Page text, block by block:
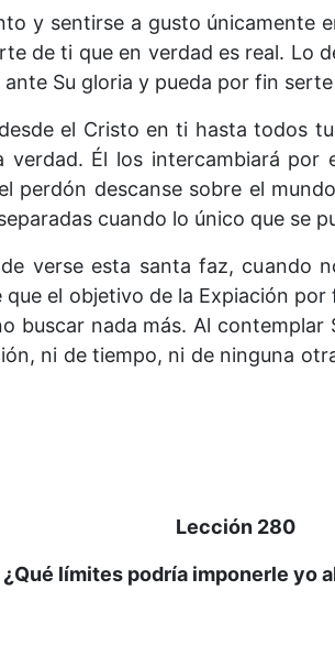
y sentirse a gusto únicamente
de ti que en verdad es real. Lo
Su gloria y pueda por fin
el Cristo en ti hasta todos
verdad. Él los intercambiará
perdón descanse sobre el
cuando lo único que se
verse esta santa faz, cuando
el objetivo de la Expiación
buscar nada más. Al contemplar
ni de tiempo, ni de ninguna
Lección 280
¿Qué límites podría imponerle yo